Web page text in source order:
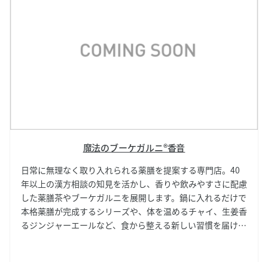
魔法のブーケガルニ®香音
日常に無理なく取り入れられる薬膳を提案する専門店。40
年以上の漢方相談の知見を活かし、香りや飲みやすさに配慮
した薬膳茶やブーケガルニを展開します。鍋に入れるだけで
本格薬膳が完成するシリーズや、体を温めるチャイ、生姜香
るジンジャーエールなど、食から整える新しい習慣を届けま